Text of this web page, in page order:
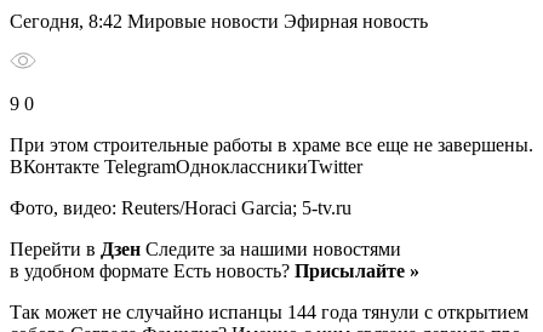
Сегодня, 8:42 Мировые новости Эфирная новость
9 0
При этом строительные работы в храме все еще не завершены.
ВКонтакте TelegramОдноклассникиTwitter
Фото, видео: Reuters/Horaci Garcia; 5-tv.ru
Перейти в Дзен Следите за нашими новостями
в удобном формате Есть новость? Присылайте »
Так может не случайно испанцы 144 года тянули с открытием